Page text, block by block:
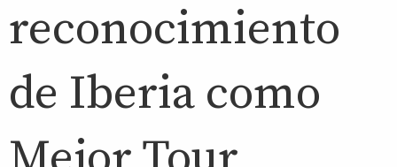
reconocimiento
de Iberia como